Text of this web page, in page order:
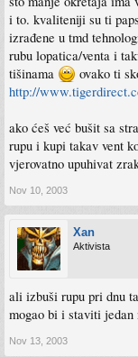
i to. kvaliteniji su ti
izrađene u tmd
rubu lopatica/venta i
tišinama
ovako ti
http://
ako ćeš već bušit sa
rupu i kupi takav vent
vjerovatno upuhivat
Nov 10, 2003
Xan
Aktivista
ali izbuši rupu pri dnu
mogao bi i staviti
Nov 13, 2003